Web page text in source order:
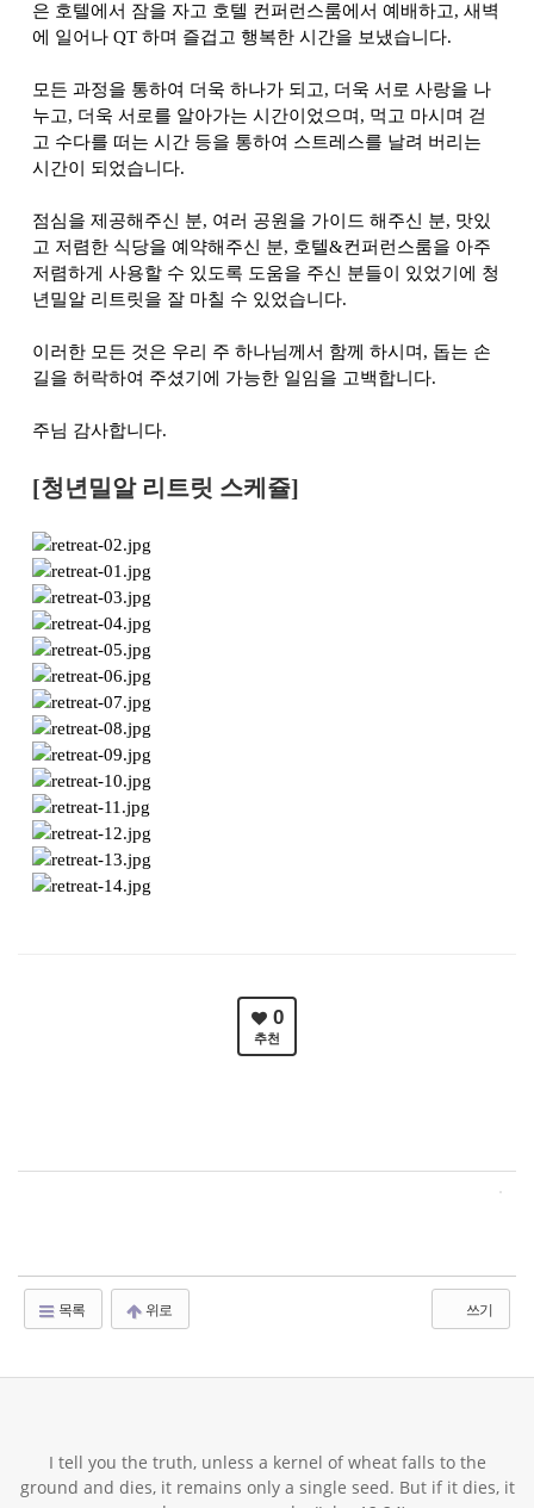
은 호텔에서 잠을 자고 호텔 컨퍼런스룸에서 예배하고, 새벽
에 일어나 QT 하며 즐겁고 행복한 시간을 보냈습니다.
모든 과정을 통하여 더욱 하나가 되고, 더욱 서로 사랑을 나
누고, 더욱 서로를 알아가는 시간이었으며, 먹고 마시며 걷
고 수다를 떠는 시간 등을 통하여 스트레스를 날려 버리는
시간이 되었습니다.
점심을 제공해주신 분, 여러 공원을 가이드 해주신 분, 맛있
고 저렴한 식당을 예약해주신 분, 호텔&컨퍼런스룸을 아주
저렴하게 사용할 수 있도록 도움을 주신 분들이 있었기에 청
년밀알 리트릿을 잘 마칠 수 있었습니다.
이러한 모든 것은 우리 주 하나님께서 함께 하시며, 돕는 손
길을 허락하여 주셨기에 가능한 일임을 고백합니다.
주님 감사합니다.
[청년밀알 리트릿 스케쥴]
0
추천
목록 위로 쓰기
I tell you the truth, unless a kernel of wheat falls to the
ground and dies, it remains only a single seed. But if it dies, it